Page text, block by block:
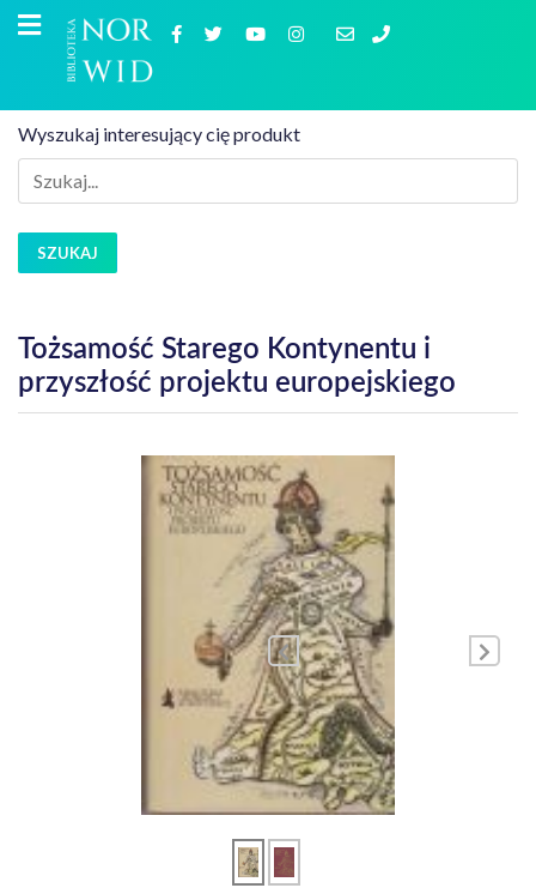
Wyszukaj interesujący cię produkt
SZUKAJ
Tożsamość Starego Kontynentu i
przyszłość projektu europejskiego